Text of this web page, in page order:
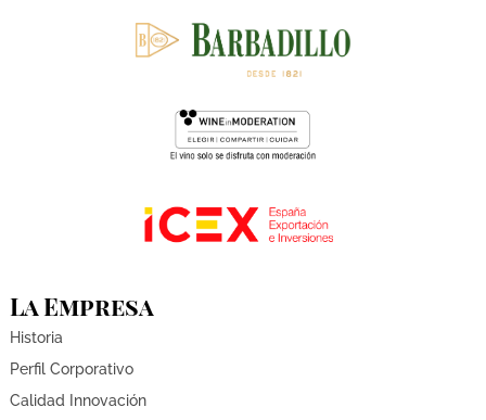
La Empresa
Historia
Perfil Corporativo
Calidad Innovación